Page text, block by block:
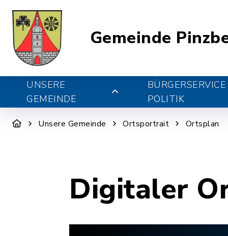
Gemeinde
UNSERE
GEMEINDE
POLITIK
Unsere Gemeinde Ortsportrait Ortsplan
Digitaler